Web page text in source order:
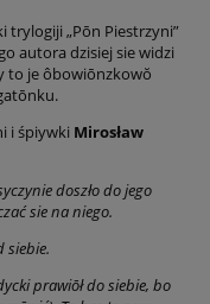
trylogiji „Pōn Piestrzyni”
autora dzisiej sie widzi
to je ôbowiōnzkowŏ
i śpiywki Mirosław
doszło do jego
sie na niego.
siebie.
prawiōł do siebie, bo